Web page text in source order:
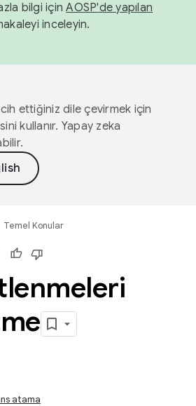
bilgi içinAOSP'de yapılan
inceleyin.
ettiğiniz dile çevirmek için
kullanır. Yapay zeka
Temel Konular
atama